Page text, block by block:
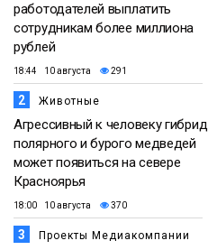
работодателей выплатить
сотрудникам более миллиона
рублей
18:44 10 августа 291
2 Животные
Агрессивный к человеку гибрид
полярного и бурого медведей
может появиться на севере
Красноярья
18:00 10 августа 370
3 Проекты Медиакомпании